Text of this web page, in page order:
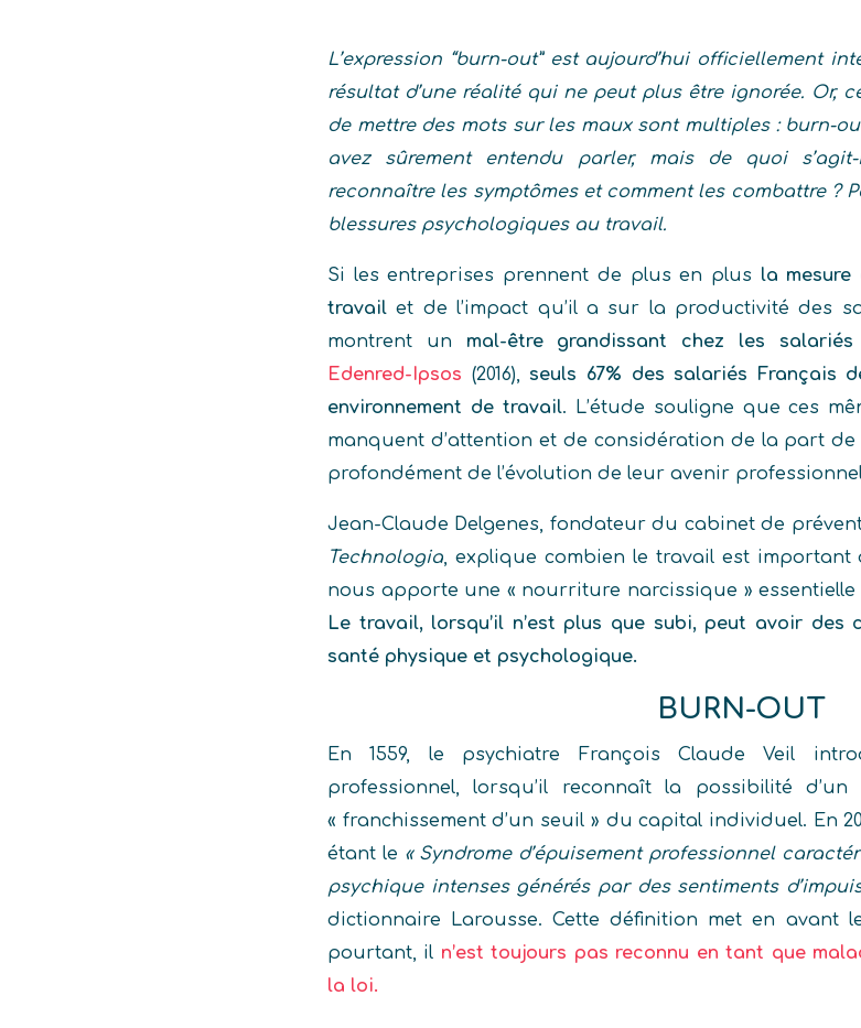
L’expression “burn-out” est aujourd’hui officiellement
résultat d’une réalité qui ne peut plus être ignorée. Or,
de mettre des mots sur les maux sont multiples : burn-
avez sûrement entendu parler, mais de quoi
reconnaître les symptômes et comment les combattre ?
blessures psychologiques au travail.
Si les entreprises prennent de plus en plus la mesure
travail et de l’impact qu’il a sur la productivité des
montrent un mal-être grandissant chez les salariés
Edenred-Ipsos (2016), seuls 67% des salariés Français
environnement de travail. L’étude souligne que ces
manquent d’attention et de considération de la part
profondément de l’évolution de leur avenir
Jean-Claude Delgenes, fondateur du cabinet de
Technologia , explique combien le travail est important
nous apporte une « nourriture narcissique » essentielle
Le travail, lorsqu’il n’est plus que subi, peut avoir des
santé physique et psychologique.
BURN-OUT
En 1559, le psychiatre François Claude Veil
professionnel, lorsqu’il reconnaît la possibilité
« franchissement d’un seuil » du capital individuel. En
étant le « Syndrome d’épuisement professionnel
psychique intenses générés par des sentiments
dictionnaire Larousse. Cette définition met en avant
pourtant, il n’est toujours pas reconnu en tant que
la loi.